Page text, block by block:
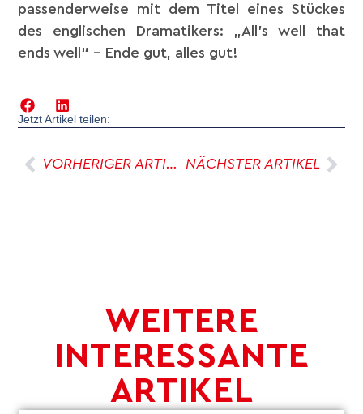
passenderweise mit dem Titel eines Stückes
des englischen Dramatikers: „All’s well that
ends well“ – Ende gut, alles gut!
Jetzt Artikel teilen:
VORHERIGER ARTIKEL NÄCHSTER ARTIKEL
WEITERE
INTERESSANTE
ARTIKEL